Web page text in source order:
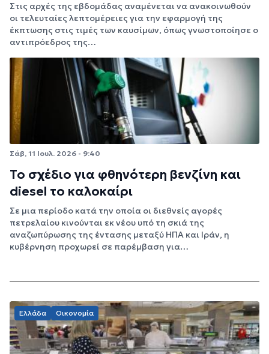
Στις αρχές της εβδομάδας αναμένεται να ανακοινωθούν
οι τελευταίες λεπτομέρειες για την εφαρμογή της
έκπτωσης στις τιμές των καυσίμων, όπως γνωστοποίησε ο
αντιπρόεδρος της…
Σάβ, 11 Ιουλ. 2026 - 9:40
Το σχέδιο για φθηνότερη βενζίνη και
diesel το καλοκαίρι
Σε μια περίοδο κατά την οποία οι διεθνείς αγορές
πετρελαίου κινούνται εκ νέου υπό τη σκιά της
αναζωπύρωσης της έντασης μεταξύ ΗΠΑ και Ιράν, η
κυβέρνηση προχωρεί σε παρέμβαση για…
Ελλάδα Οικονομία